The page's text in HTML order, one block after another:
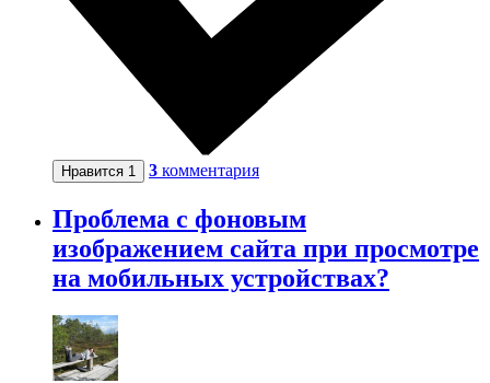
Нравится 1 3 комментария
Проблема с фоновым
изображением сайта при просмотре
на мобильных устройствах?